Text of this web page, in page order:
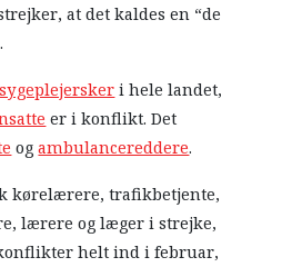
at det kaldes en “de
sygeplejerskeri hele landet,
er i konflikt. Det
ogambulancereddere.
kørelærere, trafikbetjente,
lærere og læger i strejke,
helt ind i februar,